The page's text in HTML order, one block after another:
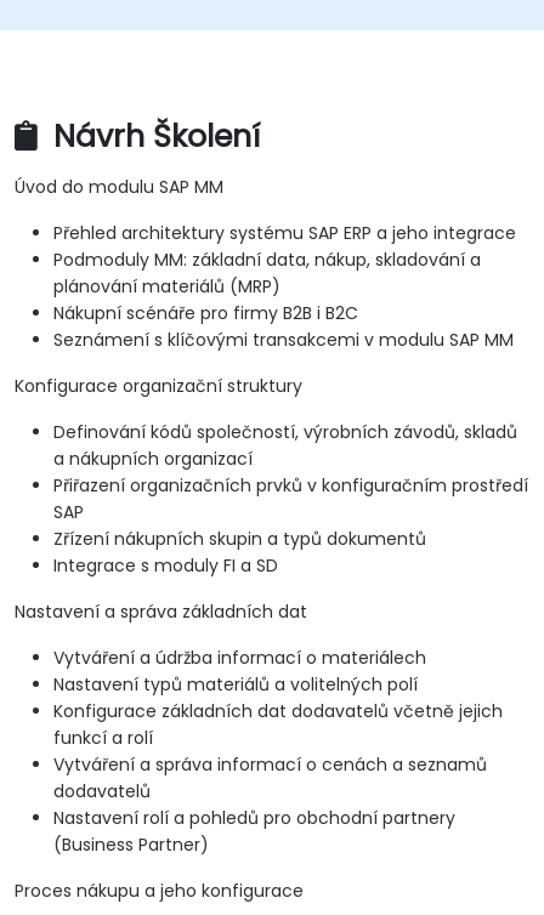
Návrh Školení
Úvod do modulu SAP MM
Přehled architektury systému SAP ERP a jeho integrace
Podmoduly MM: základní data, nákup, skladování a
plánování materiálů (MRP)
Nákupní scénáře pro firmy B2B i B2C
Seznámení s klíčovými transakcemi v modulu SAP MM
Konfigurace organizační struktury
Definování kódů společností, výrobních závodů, skladů
a nákupních organizací
Přiřazení organizačních prvků v konfiguračním prostředí
SAP
Zřízení nákupních skupin a typů dokumentů
Integrace s moduly FI a SD
Nastavení a správa základních dat
Vytváření a údržba informací o materiálech
Nastavení typů materiálů a volitelných polí
Konfigurace základních dat dodavatelů včetně jejich
funkcí a rolí
Vytváření a správa informací o cenách a seznamů
dodavatelů
Nastavení rolí a pohledů pro obchodní partnery
(Business Partner)
Proces nákupu a jeho konfigurace